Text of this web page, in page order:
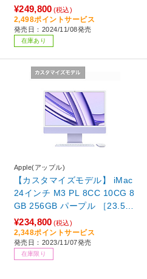
M4チップ, 16GB, 256GB SS
D - グリーン グリーン MWUE
3J/A
¥249,800 (税込)
2,498ポイントサービス
発売日：2024/11/08発売
在庫あり
Apple(アップル)
【カスタマイズモデル】 iMac
24インチ M3 PL 8CC 10CG 8
GB 256GB パープル ［23.5型
/Apple M3 /メモリ：8GB /SS
D：256GB /2023年11月モデ
ル］
¥234,800 (税込)
2,348ポイントサービス
発売日：2023/11/07発売
在庫限り